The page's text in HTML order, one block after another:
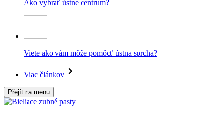
Ako vybrať ústne centrum?
Viete ako vám môže pomôcť ústna sprcha?
Viac článkov
Přejít na menu